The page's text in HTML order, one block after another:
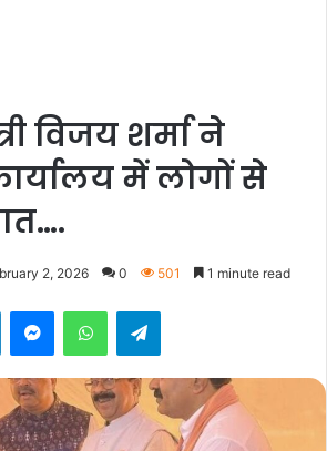
विजय शर्मा ने
में लोगों से
2, 2026 0 501 1 minute read